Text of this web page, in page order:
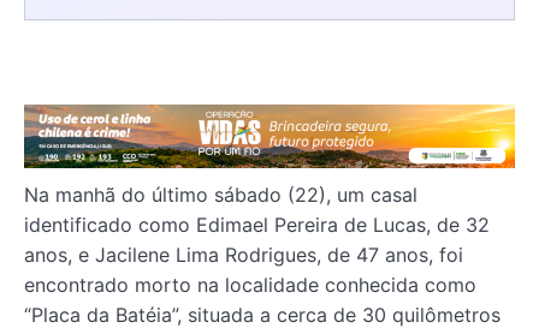
Na manhã do último sábado (22), um casal
identificado como Edimael Pereira de Lucas, de 32
anos, e Jacilene Lima Rodrigues, de 47 anos, foi
encontrado morto na localidade conhecida como
“Placa da Batéia”, situada a cerca de 30 quilômetros